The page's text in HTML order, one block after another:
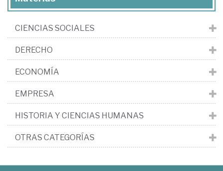
CIENCIAS SOCIALES
DERECHO
ECONOMÍA
EMPRESA
HISTORIA Y CIENCIAS HUMANAS
OTRAS CATEGORÍAS